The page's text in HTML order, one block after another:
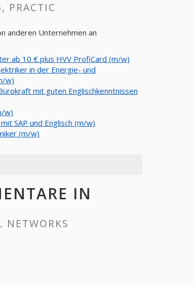
PRACTIC
anderen Unternehmen an
ab 10 € plus HVV ProfiCard (m/w)
in der Energie- und
w)
mit guten Englischkenntnissen
w)
SAP und Englisch (m/w)
(m/w)
IN